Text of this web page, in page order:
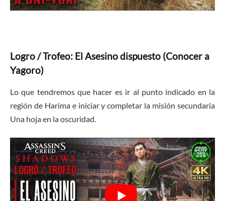
Logro / Trofeo: El Asesino dispuesto (Conocer a
Yagoro)
Lo que tendremos que hacer es ir al punto indicado en la
región de Harima e iniciar y completar la misión secundaria
Una hoja en la oscuridad.